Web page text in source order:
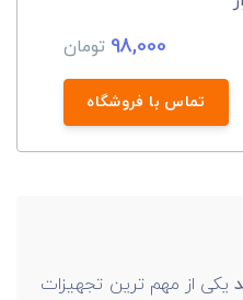
98,000 تومان
تماس با فروشگاه
یکی از مهم ترین تجهیزات